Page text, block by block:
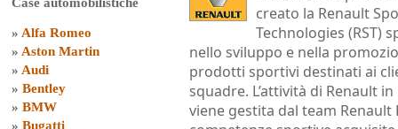
» Alfa Romeo
» Aston Martin
» Audi
» Bentley
» BMW
» Bugatti
creato la Renault
Technologies (RST)
nello sviluppo e nella
prodotti sportivi destinati ai
squadre. L’attività di Renault
viene gestita dal team Renault